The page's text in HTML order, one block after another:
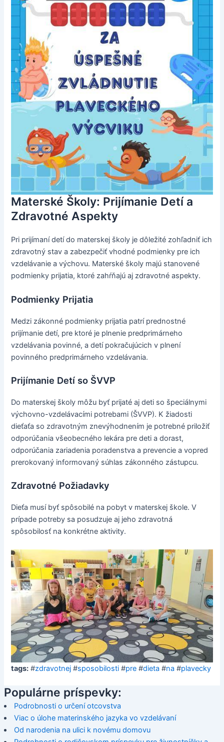
Materské Školy: Prijímanie Detí a
Zdravotné Aspekty
Pri prijímaní detí do materskej školy je dôležité zohľadniť ich
zdravotný stav a zabezpečiť vhodné podmienky pre ich
vzdelávanie a výchovu. Materské školy majú stanovené
podmienky prijatia, ktoré zahŕňajú aj zdravotné aspekty.
Podmienky Prijatia
Medzi zákonné podmienky prijatia patrí prednostné
prijímanie detí, pre ktoré je plnenie predprimárneho
vzdelávania povinné, a detí pokračujúcich v plnení
povinného predprimárneho vzdelávania.
Prijímanie Detí so ŠVVP
Do materskej školy môžu byť prijaté aj deti so špeciálnymi
výchovno-vzdelávacími potrebami (ŠVVP). K žiadosti
dieťaťa so zdravotným znevýhodnením je potrebné priložiť
odporúčania všeobecného lekára pre deti a dorast,
odporúčania zariadenia poradenstva a prevencie a vopred
prerokovaný informovaný súhlas zákonného zástupcu.
Zdravotné Požiadavky
Dieťa musí byť spôsobilé na pobyt v materskej škole. V
prípade potreby sa posudzuje aj jeho zdravotná
spôsobilosť na konkrétne aktivity.
tags: #zdravotnej #sposobilosti #pre #dieta #na #plavecky
Populárne príspevky:
Podrobnosti o určení otcovstva
Viac o úlohe materinského jazyka vo vzdelávaní
Od narodenia na ulici k novému domovu